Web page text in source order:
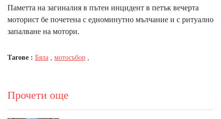
Паметта на загиналия в пътен инцидент в петък вечерта
моторист бе почетена с едноминутно мълчание и с ритуално
запалване на мотори.
Тагове : Бяла , мотосъбор ,
Прочети още